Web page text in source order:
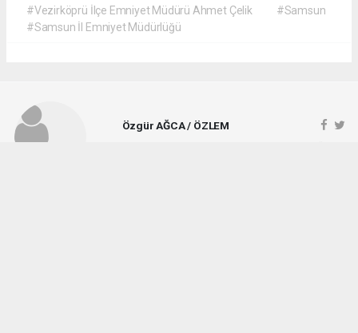
#Vezirköprü İlçe Emniyet Müdürü Ahmet Çelik
#Samsun
#Samsun İl Emniyet Müdürlüğü
Özgür AĞCA / ÖZLEM